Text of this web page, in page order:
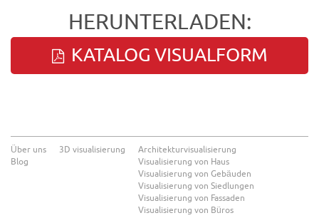
HERUNTERLADEN:
KATALOG VISUALFORM
Über uns
Blog
3D visualisierung
Architekturvisualisierung
Visualisierung von Haus
Visualisierung von Gebäuden
Visualisierung von Siedlungen
Visualisierung von Fassaden
Visualisierung von Büros